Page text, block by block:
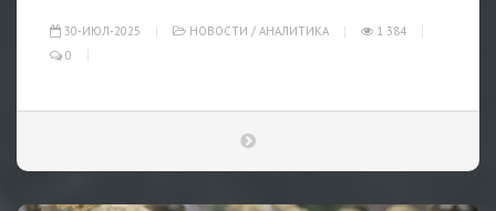
30-ИЮЛ-2025 НОВОСТИ / АНАЛИТИКА
1 384
0